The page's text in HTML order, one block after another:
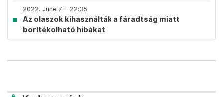
2022. June 7. – 22:35
Az olaszok kihasználták a fáradtság miatt
borítékolható hibákat